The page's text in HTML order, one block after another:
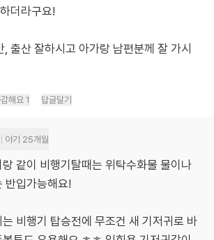
더라구요!
출산 잘하시고 아가랑 남편분께 잘 가시
해요 1 답글달기
아기 25개월
같이 비행기탈때는 위탁수화물 물이나
반입가능해요!
비행기 탑승전에 무조건 새 기저귀로 바